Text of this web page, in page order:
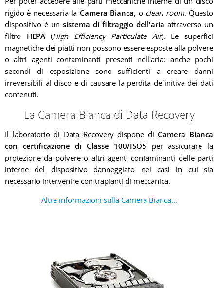
rigido è necessaria la Camera Bianca, o clean room. Questo
dispositivo è un sistema di filtraggio dell'aria attraverso un
filtro HEPA(High Efficiency Particulate Air). Le superfici
magnetiche dei piatti non possono essere esposte alla polvere
o altri agenti contaminanti presenti nell'aria: anche pochi
secondi di esposizione sono sufficienti a creare danni
irreversibili al disco e di causare la perdita definitiva dei dati
contenuti.
La Camera Bianca di Data Recovery
Il laboratorio di Data Recovery dispone di Camera Bianca
con certificazione di Classe 100/ISO5 per assicurare la
protezione da polvere o altri agenti contaminanti delle parti
interne del dispositivo danneggiato nei casi in cui sia
necessario intervenire con trapianti di meccanica.
Altre informazioni sulla Camera Bianca...